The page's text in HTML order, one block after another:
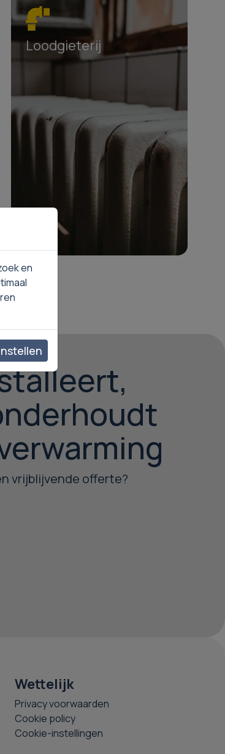
Loodgieterij
Lees meer
vrijblijvende offerte?
Wettelijk
Privacy voorwaarden
Cookie policy
Cookie-instellingen
en